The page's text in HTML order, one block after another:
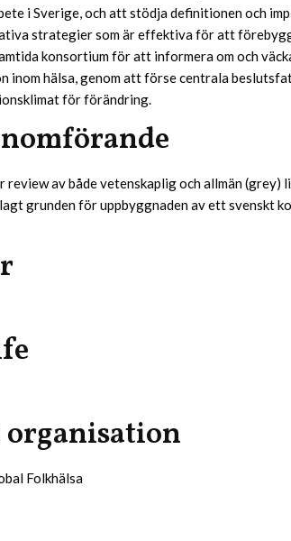
i Sverige, och att stödja definitionen och
strategier som är effektiva för att
konsortium för att informera om och
inom hälsa, genom att förse centrala
för förändring.
av både vetenskaplig och allmän (grey)
grunden för uppbyggnaden av ett svenskt
organisation
Folkhälsa